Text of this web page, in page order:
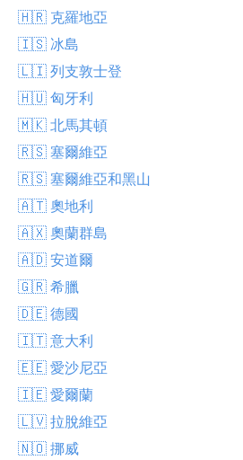
🇭🇷 克羅地亞
🇮🇸 冰島
🇱🇮 列支敦士登
🇭🇺 匈牙利
🇲🇰 北馬其頓
🇷🇸 塞爾維亞
🇷🇸 塞爾維亞和黑山
🇦🇹 奧地利
🇦🇽 奧蘭群島
🇦🇩 安道爾
🇬🇷 希臘
🇩🇪 德國
🇮🇹 意大利
🇪🇪 愛沙尼亞
🇮🇪 愛爾蘭
🇱🇻 拉脫維亞
🇳🇴 挪威